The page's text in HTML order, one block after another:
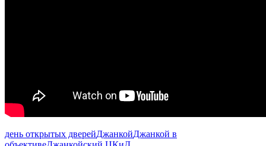
день открытых дверейДжанкойДжанкой в